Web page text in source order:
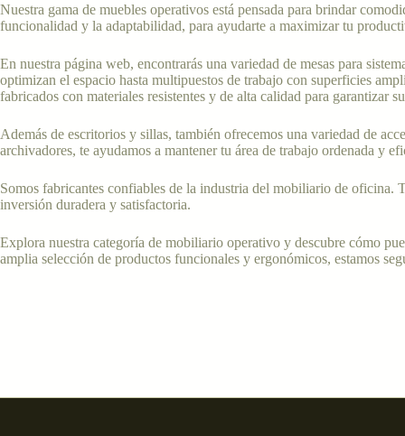
Nuestra gama de muebles operativos está pensada para brindar
funcionalidad y la adaptabilidad, para ayudarte a maximizar tu
En nuestra página web, encontrarás una variedad de mesas para
optimizan el espacio hasta multipuestos de trabajo con superficies
fabricados con materiales resistentes y de alta calidad para garantizar
Además de escritorios y sillas, también ofrecemos una variedad de
archivadores, te ayudamos a mantener tu área de trabajo ordenada y
Somos fabricantes confiables de la industria del mobiliario de oficina.
inversión duradera y satisfactoria.
Explora nuestra categoría de mobiliario operativo y descubre cómo
amplia selección de productos funcionales y ergonómicos, estamos